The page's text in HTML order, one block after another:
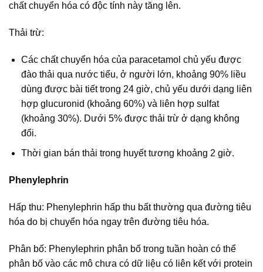
chất chuyển hóa có độc tính này tăng lên.
Thải trừ:
Các chất chuyển hóa của paracetamol chủ yếu được
đào thải qua nước tiểu, ở người lớn, khoảng 90% liều
dùng được bài tiết trong 24 giờ, chủ yếu dưới dạng liên
hợp glucuronid (khoảng 60%) và liên hợp sulfat
(khoảng 30%). Dưới 5% được thải trừ ở dạng không
đổi.
Thời gian bán thải trong huyết tương khoảng 2 giờ.
Phenylephrin
Hấp thu: Phenylephrin hấp thu bất thường qua đường tiêu
hóa do bị chuyển hóa ngay trên đường tiêu hóa.
Phân bố: Phenylephrin phân bố trong tuần hoàn có thể
phân bố vào các mô chưa có dữ liệu có liên kết với protein